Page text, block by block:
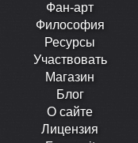
Фан-арт
Философия
Ресурсы
Участвовать
Магазин
Блог
О сайте
Лицензия